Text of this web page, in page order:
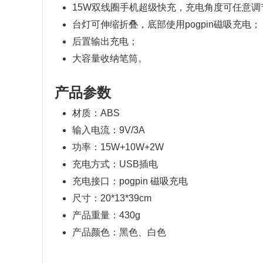
15W双线圈手机超级快充，充电角度可任意调
台灯可伸缩折叠，底部使用pogpin磁吸充电；
后置输出充电；
大容量收纳笔筒。
产品参数
材质：ABS
输入电流：9V/3A
功率：15W+10W+2W
充电方式：USB插电
充电接口：pogpin 磁吸充电
尺寸：20*13*39cm
产品重量：430g
产品颜色：黑色、白色